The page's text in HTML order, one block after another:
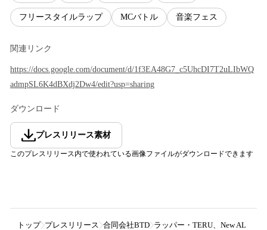
フリースタイルラップ MCバトル 音楽フェス
関連リンク
https://docs.google.com/document/d/1f3EA48G7_c5UhcDI7T2uLIbWQ
admpSL6K4dBXdj2Dw4/edit?usp=sharing
ダウンロード
プレスリリース素材
このプレスリリース内で使われている画像ファイルがダウンロードできます
トップ プレスリリース 合同会社BTD ラッパー・TERU、New AL「